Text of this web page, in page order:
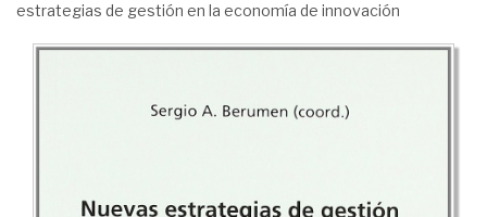
estrategias de gestión en la economía de innovación